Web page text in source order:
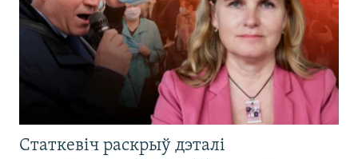
Статкевіч раскрыў дэталі